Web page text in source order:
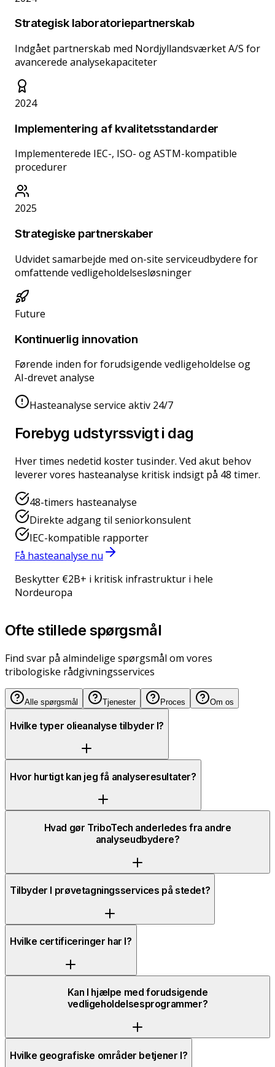
Strategisk laboratoriepartnerskab
Indgået partnerskab med Nordjyllandsværket A/S for
avancerede analysekapaciteter
2024
Implementering af kvalitetsstandarder
Implementerede IEC-, ISO- og ASTM-kompatible
procedurer
2025
Strategiske partnerskaber
Udvidet samarbejde med on-site serviceudbydere for
omfattende vedligeholdelsesløsninger
Future
Kontinuerlig innovation
Førende inden for forudsigende vedligeholdelse og
AI-drevet analyse
Hasteanalyse service aktiv 24/7
Forebyg udstyrssvigt i dag
Hver times nedetid koster tusinder. Ved akut behov
leverer vores hasteanalyse kritisk indsigt på 48 timer.
48-timers hasteanalyse
Direkte adgang til seniorkonsulent
IEC-kompatible rapporter
Få hasteanalyse nu
Beskytter €2B+ i kritisk infrastruktur i hele
Nordeuropa
Ofte stillede spørgsmål
Find svar på almindelige spørgsmål om vores
tribologiske rådgivningsservices
Alle spørgsmål Tjenester Proces Om os
Hvilke typer olieanalyse tilbyder I?
Hvor hurtigt kan jeg få analyseresultater?
Hvad gør TriboTech anderledes fra andre
analyseudbydere?
Tilbyder I prøvetagningsservices på stedet?
Hvilke certificeringer har I?
Kan I hjælpe med forudsigende
vedligeholdelsesprogrammer?
Hvilke geografiske områder betjener I?